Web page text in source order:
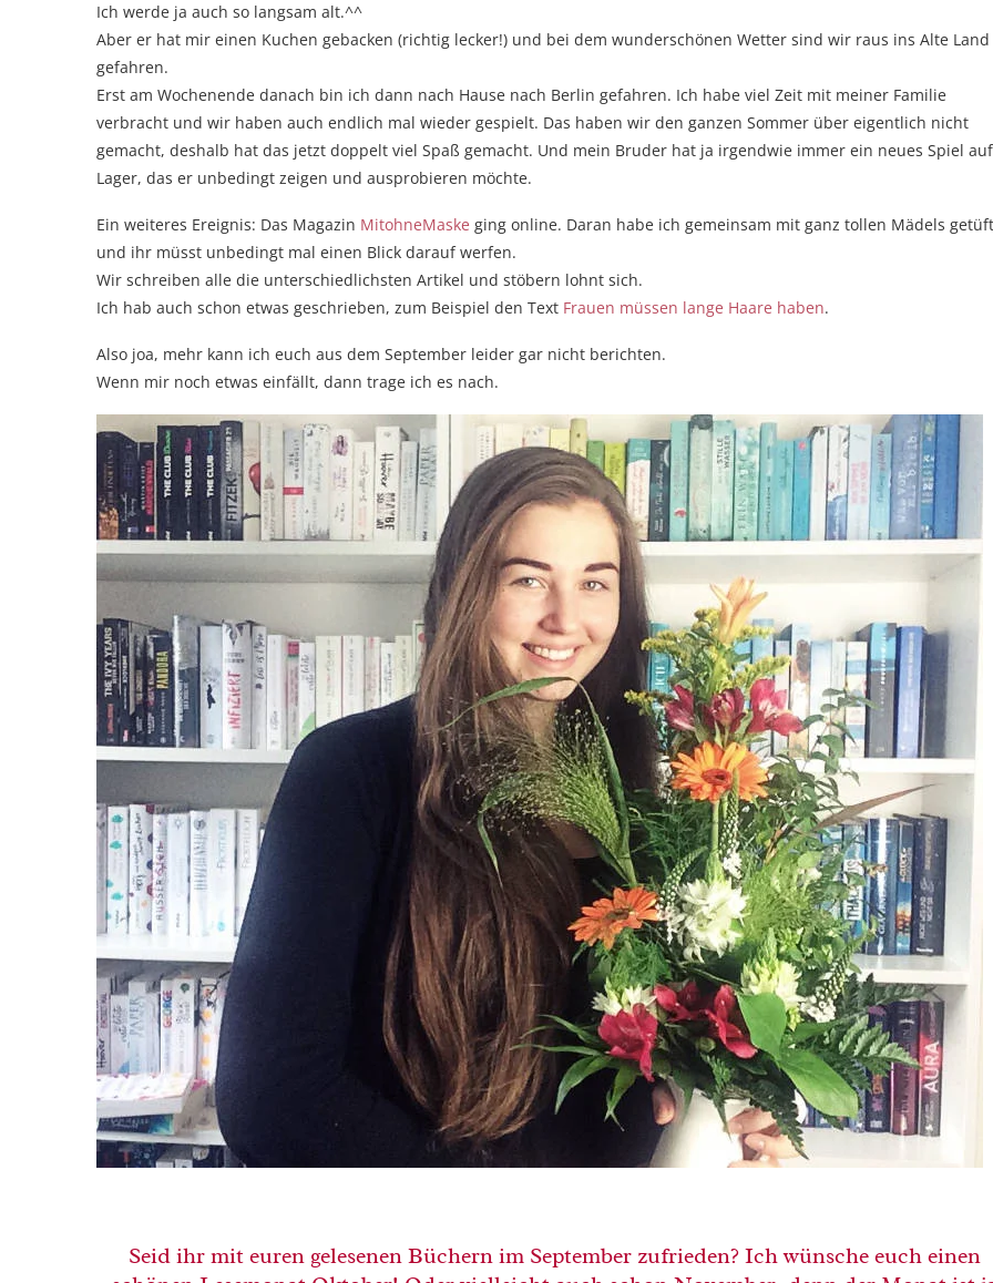
Ich werde ja auch so langsam alt.^^
Aber er hat mir einen Kuchen gebacken (richtig lecker!) und bei dem wunderschönen Wetter sind wir raus ins Alte Land
gefahren.
Erst am Wochenende danach bin ich dann nach Hause nach Berlin gefahren. Ich habe viel Zeit mit meiner Familie
verbracht und wir haben auch endlich mal wieder gespielt. Das haben wir den ganzen Sommer über eigentlich nicht
gemacht, deshalb hat das jetzt doppelt viel Spaß gemacht. Und mein Bruder hat ja irgendwie immer ein neues Spiel auf
Lager, das er unbedingt zeigen und ausprobieren möchte.
Ein weiteres Ereignis: Das Magazin MitohneMaske ging online. Daran habe ich gemeinsam mit ganz tollen Mädels
und ihr müsst unbedingt mal einen Blick darauf werfen.
Wir schreiben alle die unterschiedlichsten Artikel und stöbern lohnt sich.
Ich hab auch schon etwas geschrieben, zum Beispiel den Text Frauen müssen lange Haare haben.
Also joa, mehr kann ich euch aus dem September leider gar nicht berichten.
Wenn mir noch etwas einfällt, dann trage ich es nach.
Seid ihr mit euren gelesenen Büchern im September zufrieden? Ich wünsche euch einen